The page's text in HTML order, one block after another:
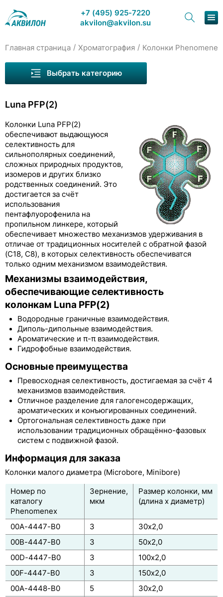
+7 (495) 925-7220
akvilon@akvilon.su
Сервис и ремонт
О компании
Контакты
Главная страница / Хроматография / Колонки Рhenomenex
Luna PFP(2)
Колонки Luna PFP(2)
обеспечивают выдающуюся
селективность для
сильнополярных соединений,
сложных природных продуктов,
изомеров и других близко
родственных соединений. Это
достигается за счёт
использования
пентафлуорофенила на
пропильном линкере, который
обеспечивает множество механизмов удерживания в
отличае от традиционных носителей с обратной фазой
(С18, С8), в которых селективность обеспечиватся
только одним механизмом взаимодействия.
Механизмы взаимодействия,
обеспечивающие селективность
колонкам Luna PFP(2)
Водородные граничные взаимодействия.
Диполь-дипольные взаимодействия.
Ароматические и π-π взаимодействия.
Гидрофобные взаимодействия.
Основные преимущества
Превосходная селективность, достигаемая за счёт 4
механизмов взаимодействия.
Отличное разделение для галогенсодержащих,
ароматических и конъюгированных соединений.
Ортогональная селективность даже при
использовании традиционных обращённо-фазовых
систем с подвижной фазой.
Информация для заказа
Колонки малого диаметра (Microbore, Minibore)
Номер по
каталогу
Phenomenex
Зернение,
мкм
Размер колонки, мм
(длина х диаметр)
00A-4447-B0 3
30x2,0
00B-4447-B0
3
50x2,0
00D-4447-B0
3
100x2,0
00F-4447-B0
3
150x2,0
00A-4448-B0
5
30x2,0
Выбрать категорию
Колонки Wayeal для ВЭЖХ
Колонки Welch для ВЭЖХ
Колонки COSMOSIL
Колонки Рhenomenex
Luna Omega
Luna
Luna Silica(2)
Luna C5
Luna С8
Luna C8(2)
Luna C18
Luna C18(2)
Luna Phenyl-Hexyl
Luna CN
Luna NH2
Luna SCX
Luna HILIC
Luna PFP(2)
Lux
Synergi
Gemini
Gemini-NX
Kinetex
Rezex
Onyx